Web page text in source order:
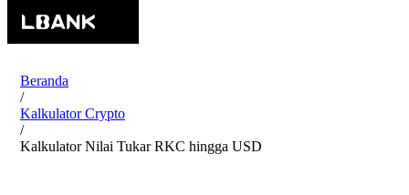
Beranda
/
Kalkulator Crypto
/
Kalkulator Nilai Tukar RKC hingga USD